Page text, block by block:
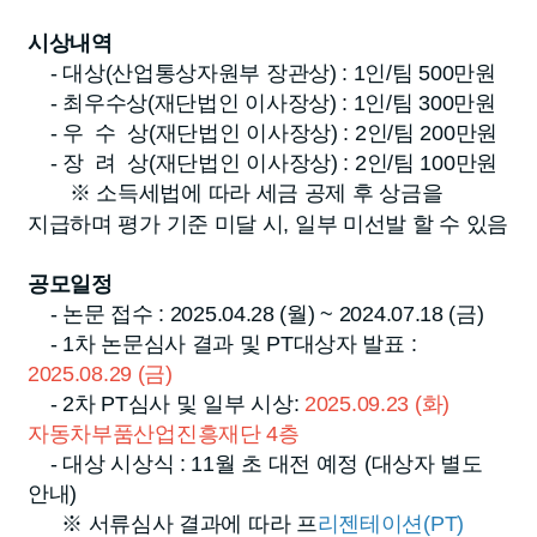
시상내역
- 대상(산업통상자원부 장관상) : 1인/팀 500만원
- 최우수상(재단법인 이사장상) : 1인/팀 300만원
- 우 수 상(재단법인 이사장상) : 2인/팀 200만원
- 장 려 상(재단법인 이사장상) : 2인/팀 100만원
※ 소득세법에 따라 세금 공제 후 상금을
지급하며 평가 기준 미달 시, 일부 미선발 할 수 있음
공모일정
- 논문 접수 : 2025.04.28 (월) ~ 2024.07.18 (금)
- 1차 논문심사 결과 및 PT대상자 발표 :
2025.08.29 (금)
- 2차 PT심사 및 일부 시상: 2025.09.23 (화)
자동차부품산업진흥재단 4층
- 대상 시상식 : 11월 초 대전 예정 (대상자 별도
안내)
※ 서류심사 결과에 따라 프리젠테이션(PT)